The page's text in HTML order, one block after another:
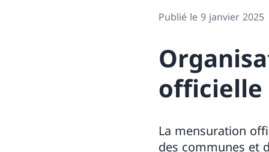
Publié le 9 janvier 2025
officielle
La mensuration
des communes et